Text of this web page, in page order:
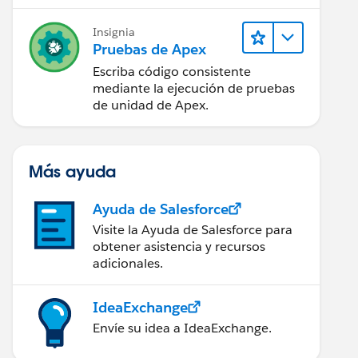
status="status"/>
Insignia
Pruebas de Apex
Escriba código consistente
mediante la ejecución de pruebas
de unidad de Apex.
Más ayuda
Ayuda de Salesforce
Visite la Ayuda de Salesforce para
obtener asistencia y recursos
adicionales.
IdeaExchange
Envíe su idea a IdeaExchange.